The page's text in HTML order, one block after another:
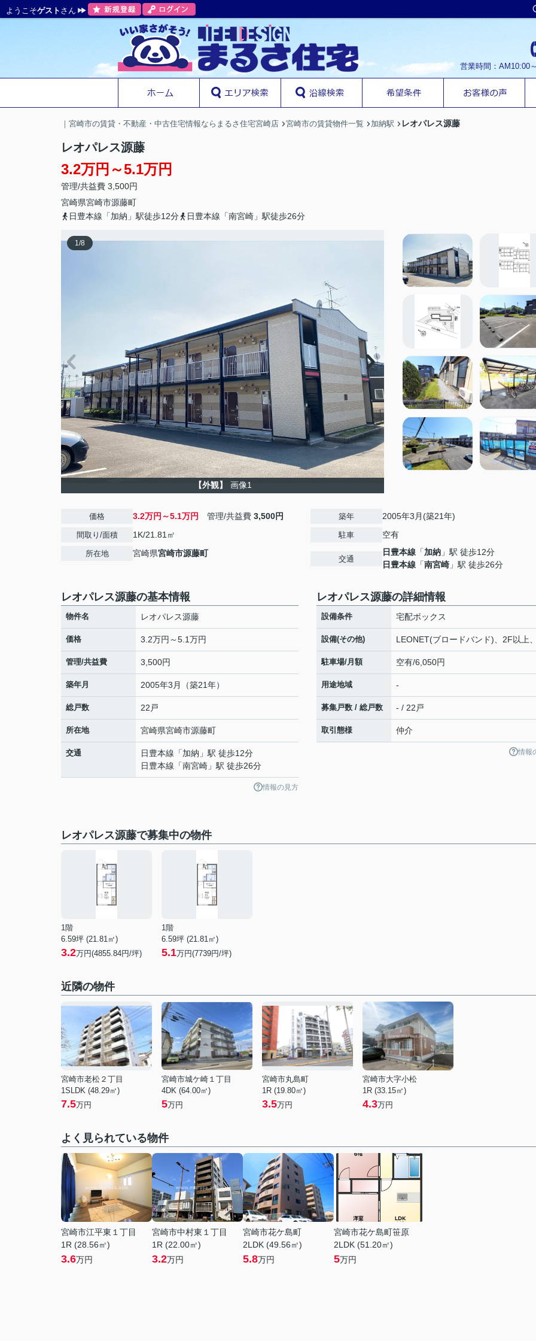
ようこそゲスト さん
営業時間：AM10:00
｜宮崎市の賃貸・不動産・中古住宅情報ならまるさ住宅宮崎店 宮崎市の賃貸物件一覧 加納駅 レオパレス源藤
レオパレス源藤
3.2万円～5.1万円
管理/共益費 3,500円
宮崎県宮崎市源藤町
日豊本線「加納」駅徒歩12分
日豊本線「南宮崎」駅徒歩26分
1/8
【外観】 画像1
価格 3.2万円～5.1万円 管理/共益費 3,500円
間取り/面積 1K/21.81㎡
所在地 宮崎県宮崎市源藤町
築年 2005年3月(築21年)
駐車 空有
交通
日豊本線 「加納 」駅 徒歩12分
日豊本線 「南宮崎 」駅 徒歩26分
レオパレス源藤の基本情報
物件名 レオパレス源藤
価格 3.2万円～5.1万円
管理/共益費 3,500円
築年月 2005年3月（築21年）
総戸数 22戸
所在地 宮崎県宮崎市源藤町
交通 日豊本線 「加納 」駅 徒歩12分
日豊本線 「南宮崎 」駅 徒歩26分
情報の見方
レオパレス源藤の詳細情報
設備条件 宅配ボックス
設備(その他) LEONET(ブロードバンド)、2F以上、
駐車場/月額 空有/6,050円
用途地域 -
募集戸数 / 総戸数 - / 22戸
取引態様 仲介
情報
レオパレス源藤で募集中の物件
1階
6.59坪 (21.81㎡)
3.2万円(4855.84円/坪)
1階
6.59坪 (21.81㎡)
5.1万円(7739円/坪)
近隣の物件
宮崎市老松２丁目
1SLDK (48.29㎡)
7.5万円
宮崎市城ケ崎１丁目
4DK (64.00㎡)
5万円
宮崎市丸島町
1R (19.80㎡)
3.5万円
宮崎市大字小松
1R (33.15㎡)
4.3万円
よく見られている物件
宮崎市江平東１丁目
1R (28.56㎡)
3.6万円
宮崎市中村東１丁目
1R (22.00㎡)
3.2万円
宮崎市花ケ島町
2LDK (49.56㎡)
5.8万円
宮崎市花ケ島町笹原
2LDK (51.20㎡)
5万円